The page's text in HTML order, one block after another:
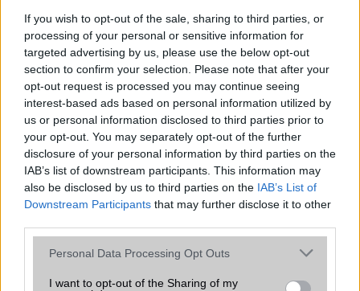
If you wish to opt-out of the sale, sharing to third parties, or
processing of your personal or sensitive information for
targeted advertising by us, please use the below opt-out
section to confirm your selection. Please note that after your
opt-out request is processed you may continue seeing
interest-based ads based on personal information utilized by
us or personal information disclosed to third parties prior to
your opt-out. You may separately opt-out of the further
disclosure of your personal information by third parties on the
IAB’s list of downstream participants. This information may
also be disclosed by us to third parties on the IAB’s List of
Downstream Participants that may further disclose it to other
Please note that this website/app uses one or more Google
not limited to your visit or usage behaviour. You may click to
Personal Data Processing Opt Outs
I want to opt-out of the Sharing of my
fejlett AI-funkciók
2025.11.06
A Realme új kezelőfelülete, az Android 16 alapú Realme UI 7.0 teljesen
új, „Light Glass Design” vizuális élményt, mesterséges intelligenciával
támogatott funkciókat és cross-platform integrációt kínál az Apple
eszközeivel is.
Bemutatkozott a Realme GT8 Pro –
moduláris kamerarendszerrel és Ricoh GR-
optikával újít a gyártó
2025.10.22
A Realme hivatalosan is bemutatta új csúcskategóriás okostelefonját, a
Realme GT8 Pro-t, amely Kínában debütált, és azonnal nagy figyelmet
kamera technológiával való együttműködésével.
teljes feltöltéshez